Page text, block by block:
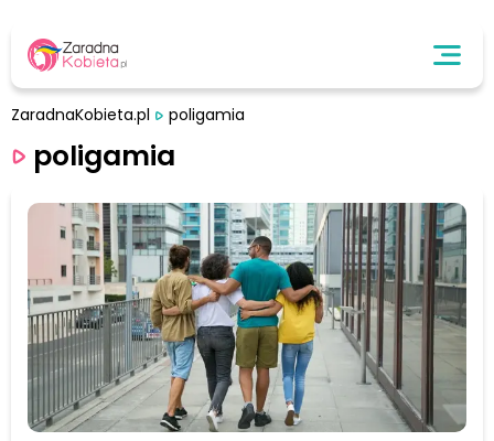
ZaradnaKobieta.pl poligamia
poligamia